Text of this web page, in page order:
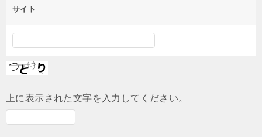
サイト
上に表示された文字を入力してください。